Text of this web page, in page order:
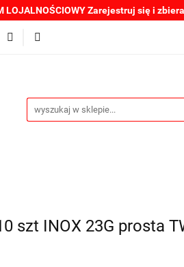
LOJALNOŚCIOWY Zarejestruj się i
BESTSELLERY
szt INOX 23G prosta